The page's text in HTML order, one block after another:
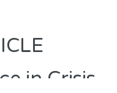
in Crisis